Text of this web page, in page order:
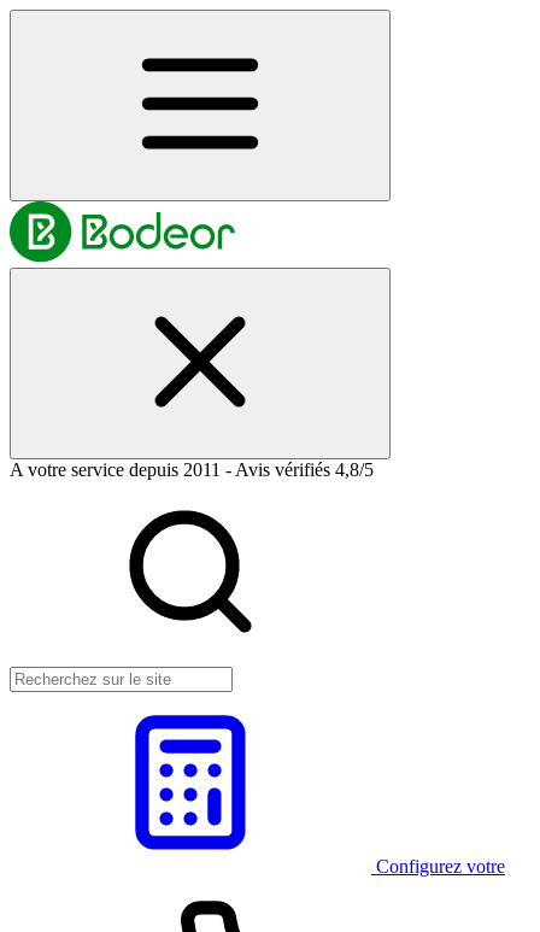
A votre service depuis 2011 - Avis vérifiés 4,8/5
Configurez votre